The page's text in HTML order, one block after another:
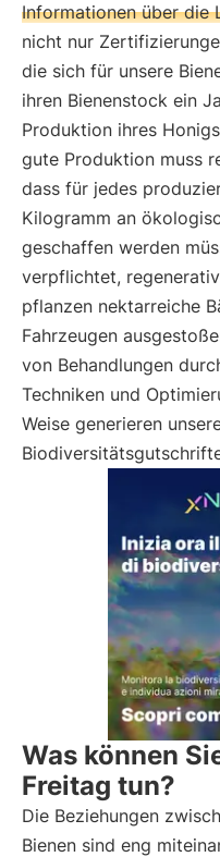
Informationen über die
nicht nur
die sich für unsere
ihren Bienenstock ein
Produktion ihres
gute Produktion muss
dass für jedes
Kilogramm an
geschaffen werden
verpflichtet,
pflanzen nektarreiche
Fahrzeugen
von Behandlungen
Techniken und
Weise generieren
Was können
Freitag tun?
Die Beziehungen
Bienen sind eng